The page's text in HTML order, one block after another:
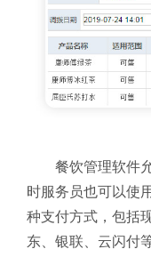
餐饮管理软件
时服务员也可以使
种支付方式，包括
东、银联、云闪付